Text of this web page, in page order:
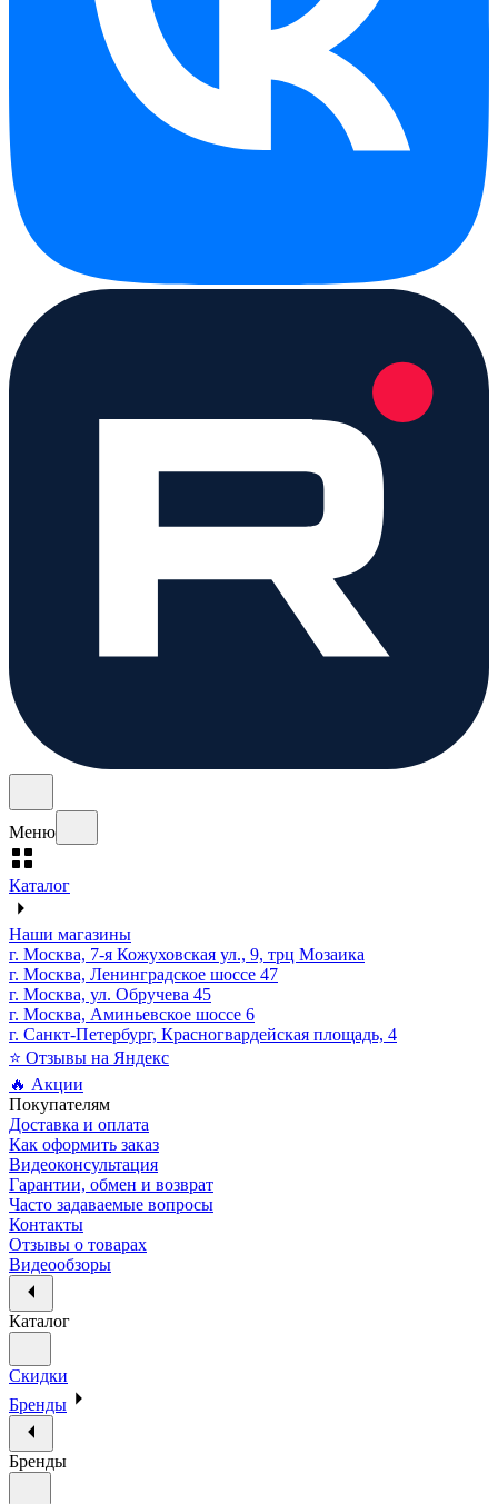
Меню
Каталог
Наши магазины
г. Москва, 7-я Кожуховская ул., 9, трц Мозаика
г. Москва, Ленинградское шоссе 47
г. Москва, ул. Обручева 45
г. Москва, Аминьевское шоссе 6
г. Санкт-Петербург, Красногвардейская площадь, 4
⭐ Отзывы на Яндекс
🔥 Акции
Покупателям
Доставка и оплата
Как оформить заказ
Видеоконсультация
Гарантии, обмен и возврат
Часто задаваемые вопросы
Контакты
Отзывы о товарах
Видеообзоры
Каталог
Скидки
Бренды
Бренды